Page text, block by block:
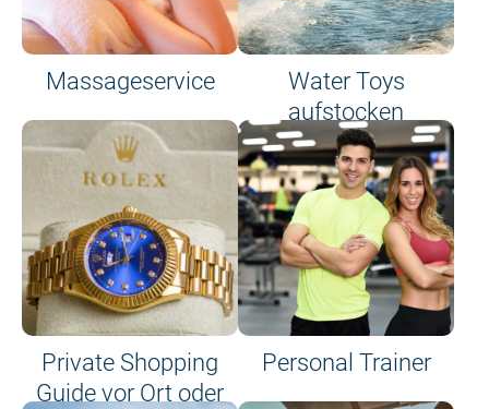
Massageservice
Water Toys
aufstocken
Private Shopping
Guide vor Ort oder
Personal Trainer